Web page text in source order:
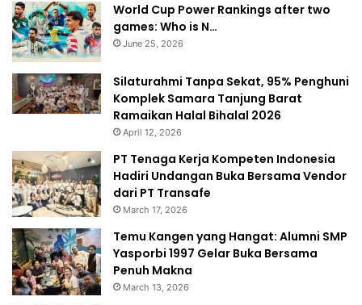
World Cup Power Rankings after two
games: Who is N…
June 25, 2026
Silaturahmi Tanpa Sekat, 95% Penghuni
Komplek Samara Tanjung Barat
Ramaikan Halal Bihalal 2026
April 12, 2026
PT Tenaga Kerja Kompeten Indonesia
Hadiri Undangan Buka Bersama Vendor
dari PT Transafe
March 17, 2026
Temu Kangen yang Hangat: Alumni SMP
Yasporbi 1997 Gelar Buka Bersama
Penuh Makna
March 13, 2026